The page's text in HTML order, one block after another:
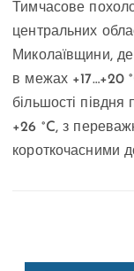
Тимчасове
центральних
Миколаївщини,
в межах +17…+20
більшості
+26 °C, з
короткочасними